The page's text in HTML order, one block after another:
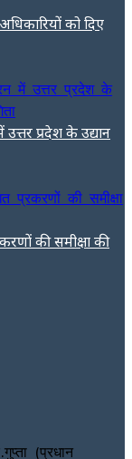
को दिए
प्रदेश के उद्यान
की समीक्षा की
(प्रधान